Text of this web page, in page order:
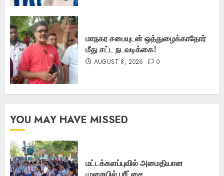
மாநகர சபையுடன் ஒத்துழைக்காதோர்
மீது சட்ட நடவடிக்கை!
AUGUST 8, 2026 0
YOU MAY HAVE MISSED
மட்டக்களப்புவில் அமைதியான